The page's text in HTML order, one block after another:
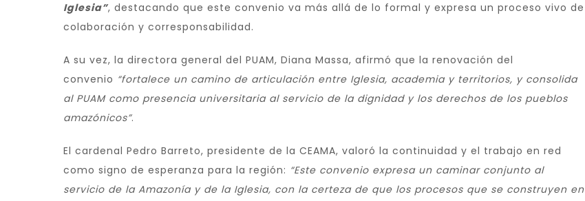
Iglesia”, destacando que este convenio va más allá de lo formal y expresa un proceso vivo de
colaboración y corresponsabilidad.
A su vez, la directora general del PUAM, Diana Massa, afirmó que la renovación del
convenio “fortalece un camino de articulación entre Iglesia, academia y territorios, y consolida
al PUAM como presencia universitaria al servicio de la dignidad y los derechos de los pueblos
amazónicos”.
El cardenal Pedro Barreto, presidente de la CEAMA, valoró la continuidad y el trabajo en red
como signo de esperanza para la región: “Este convenio expresa un caminar conjunto al
servicio de la Amazonía y de la Iglesia, con la certeza de que los procesos que se construyen en